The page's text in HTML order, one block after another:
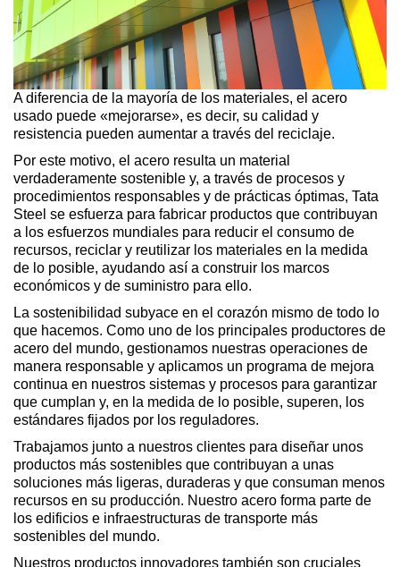
A diferencia de la mayoría de los materiales, el acero
usado puede «mejorarse», es decir, su calidad y
resistencia pueden aumentar a través del reciclaje.
Por este motivo, el acero resulta un material
verdaderamente sostenible y, a través de procesos y
procedimientos responsables y de prácticas óptimas, Tata
Steel se esfuerza para fabricar productos que contribuyan
a los esfuerzos mundiales para reducir el consumo de
recursos, reciclar y reutilizar los materiales en la medida
de lo posible, ayudando así a construir los marcos
económicos y de suministro para ello.
La sostenibilidad subyace en el corazón mismo de todo lo
que hacemos. Como uno de los principales productores de
acero del mundo, gestionamos nuestras operaciones de
manera responsable y aplicamos un programa de mejora
continua en nuestros sistemas y procesos para garantizar
que cumplan y, en la medida de lo posible, superen, los
estándares fijados por los reguladores.
Trabajamos junto a nuestros clientes para diseñar unos
productos más sostenibles que contribuyan a unas
soluciones más ligeras, duraderas y que consuman menos
recursos en su producción. Nuestro acero forma parte de
los edificios e infraestructuras de transporte más
sostenibles del mundo.
Nuestros productos innovadores también son cruciales